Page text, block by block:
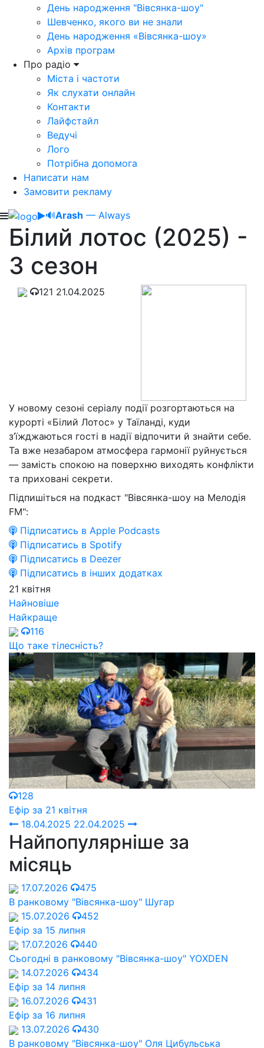
День народження "Вівсянка-шоу"
Шевченко, якого ви не знали
День народження «Вівсянка-шоу»
Архів програм
Про радіо
Міста і частоти
Як слухати онлайн
Контакти
Лайфстайл
Ведучі
Лого
Потрібна допомога
Написати нам
Замовити рекламу
🔊Arash — Always
Білий лотос (2025) -
3 сезон
121 21.04.2025
У новому сезоні серіалу події розгортаються на
курорті «Білий Лотос» у Таїланді, куди
з’їжджаються гості в надії відпочити й знайти себе.
Та вже незабаром атмосфера гармонії руйнується
— замість спокою на поверхню виходять конфлікти
та приховані секрети.
Підпишіться на подкаст "Вівсянка-шоу на Мелодія
FM":
Підписатись в Apple Podcasts
Підписатись в Spotify
Підписатись в Deezer
Підписатись в інших додатках
21 квітня
Найновіше
Найкраще
116
Що таке тілесність?
128
Ефір за 21 квітня
18.04.2025 22.04.2025
Найпопулярніше за
місяць
17.07.2026
475
В ранковому "Вівсянка-шоу" Шугар
15.07.2026
452
Ефір за 15 липня
17.07.2026
440
Сьогодні в ранковому "Вівсянка-шоу" YOXDEN
14.07.2026
434
Ефір за 14 липня
16.07.2026
431
Ефір за 16 липня
13.07.2026
430
В ранковому "Вівсянка-шоу" Оля Цибульська